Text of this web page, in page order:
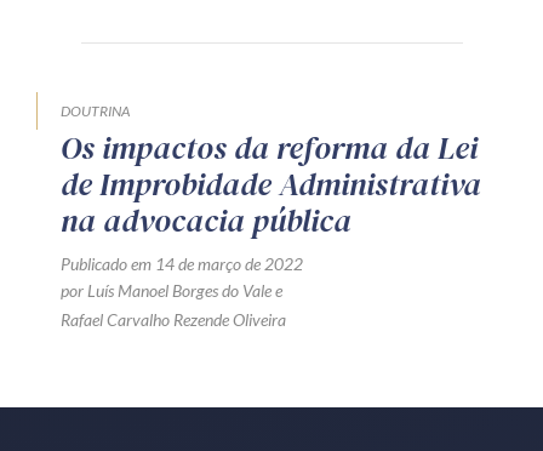
Orientação por Escrito
Mentoria Zênite
Capacitação
DOUTRINA
Os impactos da reforma da Lei
de Improbidade Administrativa
na advocacia pública
Publicado em 14 de março de 2022
por Luís Manoel Borges do Valee
Rafael Carvalho Rezende Oliveira